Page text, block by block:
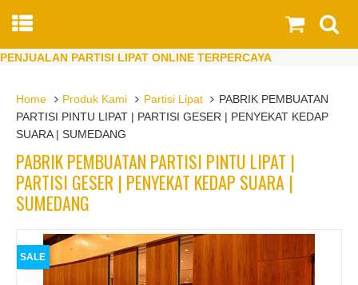
PENJUALAN PARTISI LIPAT ONLINE TERPERCAYA
Home Produk Kami Partisi Lipat
PABRIK PEMBUATAN
PARTISI PINTU LIPAT | PARTISI GESER | PENYEKAT KEDAP
SUARA | SUMEDANG
PABRIK PEMBUATAN PARTISI PINTU LIPAT |
PARTISI GESER | PENYEKAT KEDAP SUARA |
SUMEDANG
SALE